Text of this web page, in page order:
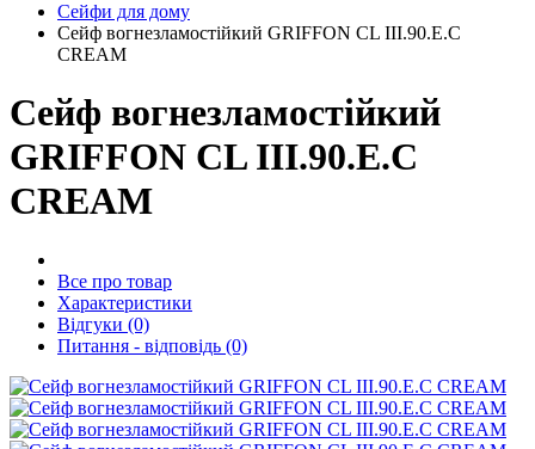
Сейфи для дому
Сейф вогнезламостійкий GRIFFON CL III.90.E.C
CREAM
Сейф вогнезламостійкий
GRIFFON CL III.90.E.C
CREAM
Все про товар
Характеристики
Відгуки (0)
Питання - відповідь (0)